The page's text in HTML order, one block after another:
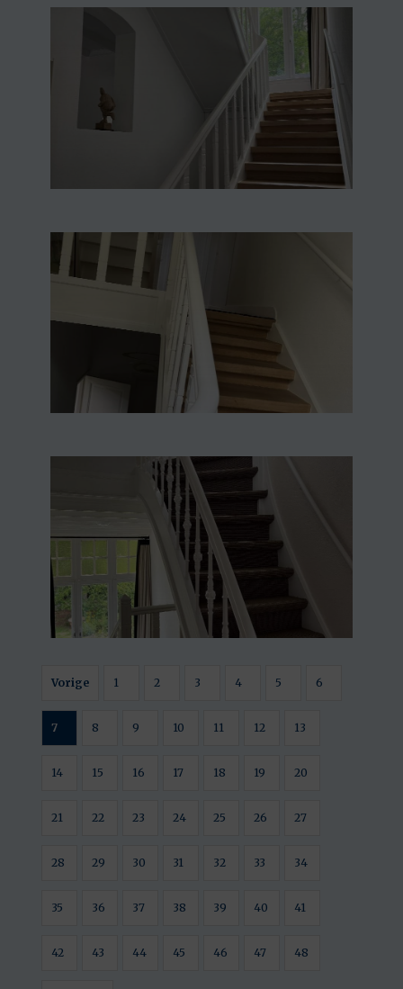
Vorige 1 2 3 4 5 6
7 8 9 10 11 12 13
14 15 16 17 18 19 20
21 22 23 24 25 26 27
28 29 30 31 32 33 34
35 36 37 38 39 40 41
42 43 44 45 46 47 48